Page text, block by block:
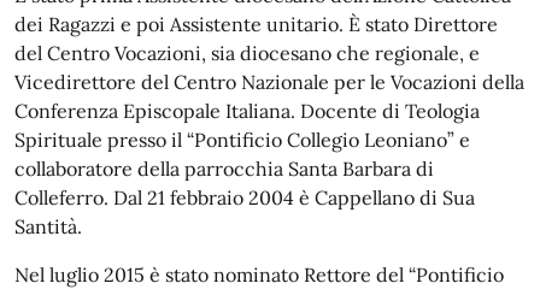
dei Ragazzi e poi Assistente unitario. È stato Direttore
del Centro Vocazioni, sia diocesano che regionale, e
Vicedirettore del Centro Nazionale per le Vocazioni della
Conferenza Episcopale Italiana. Docente di Teologia
Spirituale presso il “Pontificio Collegio Leoniano” e
collaboratore della parrocchia Santa Barbara di
Colleferro. Dal 21 febbraio 2004 è Cappellano di Sua
Santità.
Nel luglio 2015 è stato nominato Rettore del “Pontificio